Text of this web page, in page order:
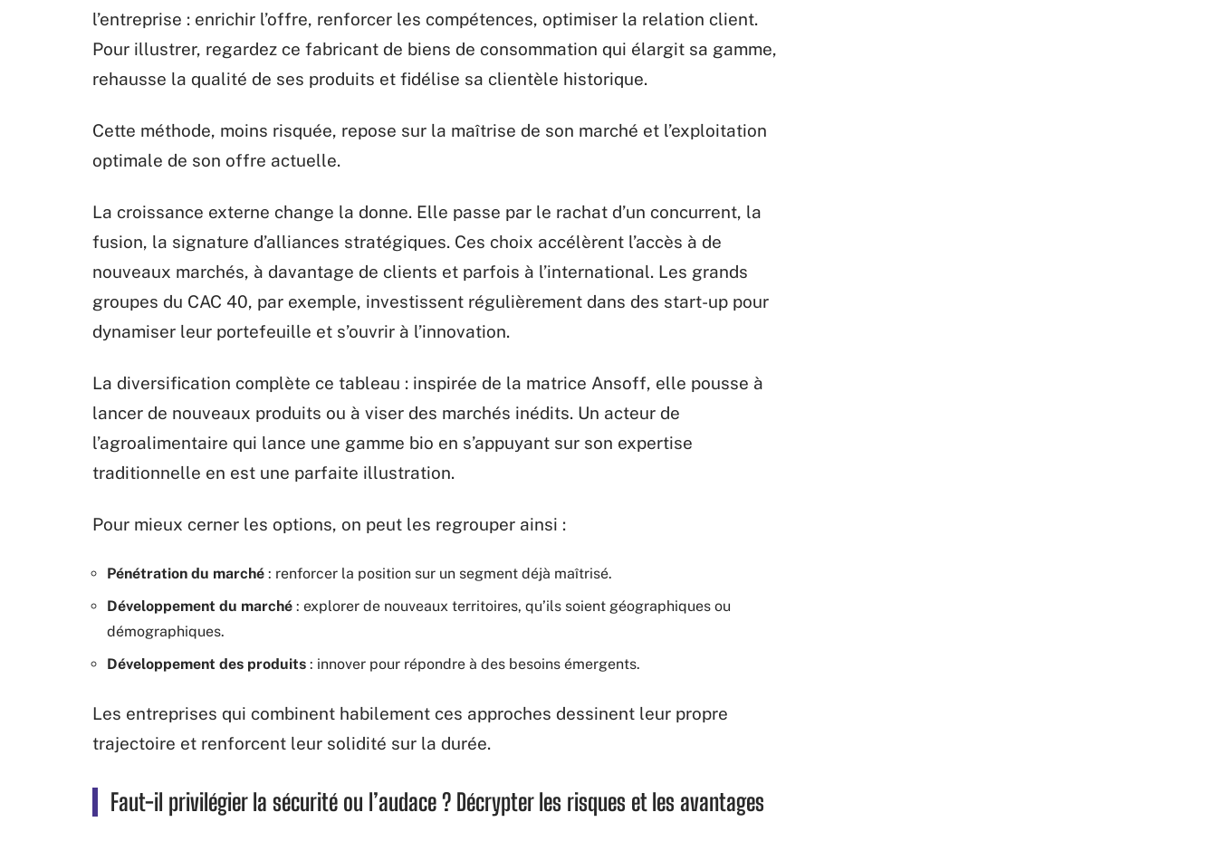
l’entreprise : enrichir l’offre, renforcer les compétences, optimiser la relation client.
Pour illustrer, regardez ce fabricant de biens de consommation qui élargit sa gamme,
rehausse la qualité de ses produits et fidélise sa clientèle historique.
Cette méthode, moins risquée, repose sur la maîtrise de son marché et l’exploitation
optimale de son offre actuelle.
La croissance externe change la donne. Elle passe par le rachat d’un concurrent, la
fusion, la signature d’alliances stratégiques. Ces choix accélèrent l’accès à de
nouveaux marchés, à davantage de clients et parfois à l’international. Les grands
groupes du CAC 40, par exemple, investissent régulièrement dans des start-up pour
dynamiser leur portefeuille et s’ouvrir à l’innovation.
La diversification complète ce tableau : inspirée de la matrice Ansoff, elle pousse à
lancer de nouveaux produits ou à viser des marchés inédits. Un acteur de
l’agroalimentaire qui lance une gamme bio en s’appuyant sur son expertise
traditionnelle en est une parfaite illustration.
Pour mieux cerner les options, on peut les regrouper ainsi :
Pénétration du marché : renforcer la position sur un segment déjà maîtrisé.
Développement du marché : explorer de nouveaux territoires, qu’ils soient géographiques ou
démographiques.
Développement des produits : innover pour répondre à des besoins émergents.
Les entreprises qui combinent habilement ces approches dessinent leur propre
trajectoire et renforcent leur solidité sur la durée.
Faut-il privilégier la sécurité ou l’audace ? Décrypter les risques et les avantages